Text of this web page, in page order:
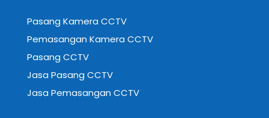
Pasang Kamera CCTV
Pemasangan Kamera CCTV
Pasang CCTV
Jasa Pasang CCTV
Jasa Pemasangan CCTV